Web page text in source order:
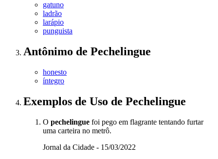
gatuno
ladrão
larápio
punguista
Antônimo de Pechelingue
honesto
íntegro
Exemplos de Uso de Pechelingue
O pechelingue foi pego em flagrante tentando furtar
uma carteira no metrô.
Jornal da Cidade - 15/03/2022